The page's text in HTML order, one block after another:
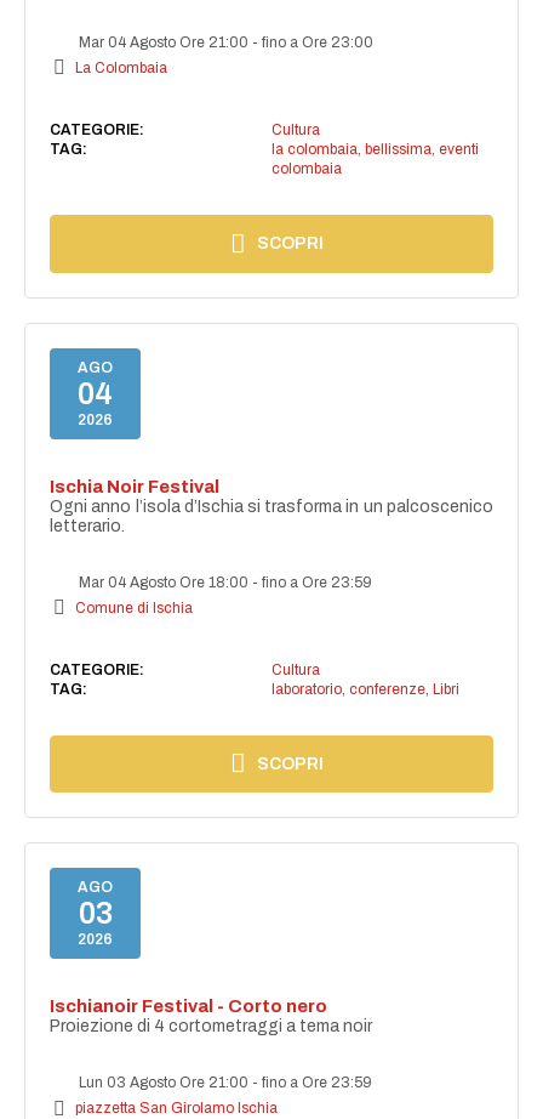
Mar 04 Agosto Ore 21:00 -fino a Ore 23:00
La Colombaia
CATEGORIE:
Cultura
TAG:
la colombaia, bellissima, eventi
colombaia
SCOPRI
AGO
04
2026
Ischia Noir Festival
Ogni anno l’isola d’Ischia si trasforma in un palcoscenico
letterario.
Mar 04 Agosto Ore 18:00 -fino a Ore 23:59
Comune di Ischia
CATEGORIE:
Cultura
TAG:
laboratorio, conferenze, Libri
SCOPRI
AGO
03
2026
Ischianoir Festival - Corto nero
Proiezione di 4 cortometraggi a tema noir
Lun 03 Agosto Ore 21:00 -fino a Ore 23:59
piazzetta San Girolamo Ischia